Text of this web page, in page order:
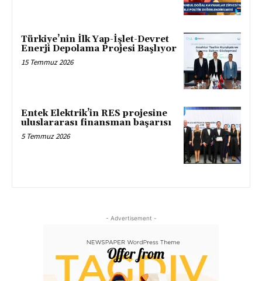
Türkiye’nin İlk Yap-İşlet-Devret
Enerji Depolama Projesi Başlıyor
15 Temmuz 2026
Entek Elektrik’in RES projesine
uluslararası finansman başarısı
5 Temmuz 2026
- Advertisement -